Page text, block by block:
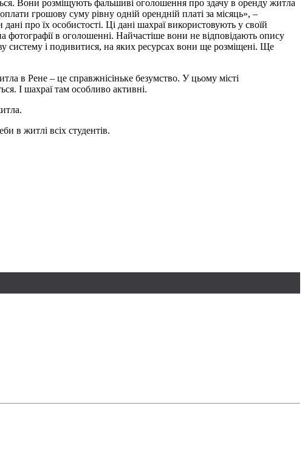
Вони розміщують фальшиві оголошення про здачу в оренду житла
грошову суму рівну одній орендній платі за місяць», –
про їх особистості. Ці дані шахраї використовують у своїй
фотографії в оголошенні. Найчастіше вони не відповідають опису
систему і подивитися, на яких ресурсах вони ще розміщені. Ще
в Рене – це справжнісіньке безумство. У цьому місті
І шахраї там особливо активні.
в житлі всіх студентів.